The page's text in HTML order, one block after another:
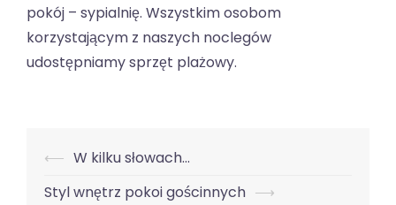
pokój – sypialnię. Wszystkim osobom
korzystającym z naszych noclegów
udostępniamy sprzęt plażowy.
Nawigacja
wpisu
⟵ W kilku słowach…
Styl wnętrz pokoi gościnnych ⟶